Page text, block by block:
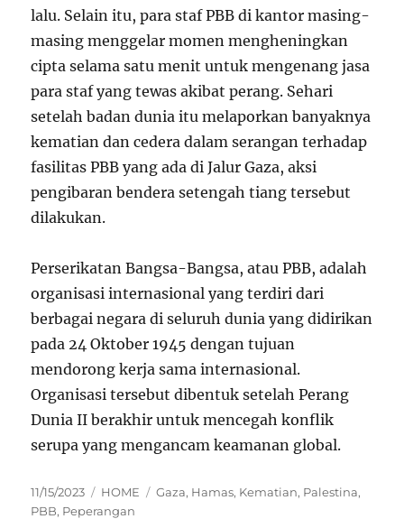
lalu. Selain itu, para staf PBB di kantor masing-
masing menggelar momen mengheningkan
cipta selama satu menit untuk mengenang jasa
para staf yang tewas akibat perang. Sehari
setelah badan dunia itu melaporkan banyaknya
kematian dan cedera dalam serangan terhadap
fasilitas PBB yang ada di Jalur Gaza, aksi
pengibaran bendera setengah tiang tersebut
dilakukan.
Perserikatan Bangsa-Bangsa, atau PBB, adalah
organisasi internasional yang terdiri dari
berbagai negara di seluruh dunia yang didirikan
pada 24 Oktober 1945 dengan tujuan
mendorong kerja sama internasional.
Organisasi tersebut dibentuk setelah Perang
Dunia II berakhir untuk mencegah konflik
serupa yang mengancam keamanan global.
Posted
on
11/15/2023 Categories
HOME Tags
Gaza, Hamas, Kematian, Palestina,
PBB, Peperangan